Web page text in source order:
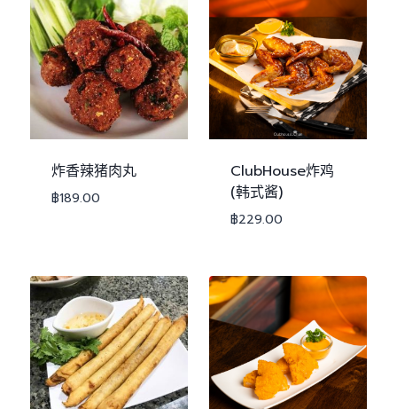
炸香辣猪肉丸
฿189.00
ClubHouse炸鸡
(韩式酱)
฿229.00